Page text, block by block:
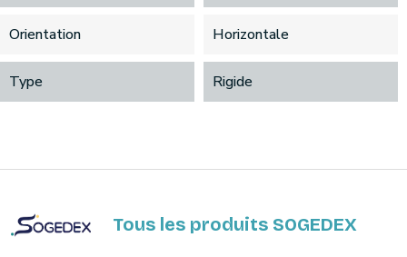
Orientation Horizontale
Type Rigide
Tous les produits SOGEDEX